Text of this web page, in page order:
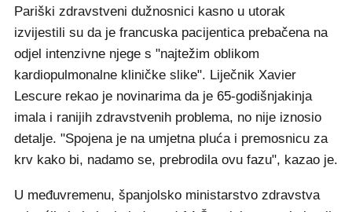
Pariški zdravstveni dužnosnici kasno u utorak
izvijestili su da je francuska pacijentica prebačena na
odjel intenzivne njege s "najtežim oblikom
kardiopulmonalne kliničke slike". Liječnik Xavier
Lescure rekao je novinarima da je 65-godišnjakinja
imala i ranijih zdravstvenih problema, no nije iznosio
detalje. "Spojena je na umjetna pluća i premosnicu za
krv kako bi, nadamo se, prebrodila ovu fazu", kazao je.
U međuvremenu, španjolsko ministarstvo zdravstva